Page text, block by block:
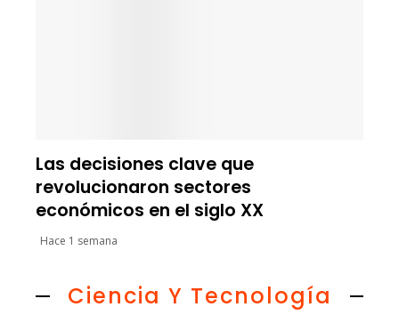
Las decisiones clave que
revolucionaron sectores
económicos en el siglo XX
Hace 1 semana
Ciencia Y Tecnología